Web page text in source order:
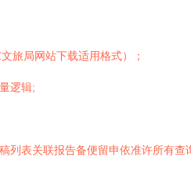
旅局网站下载适用格式）；
逻辑;
列表关联报告备便留申依准许所有